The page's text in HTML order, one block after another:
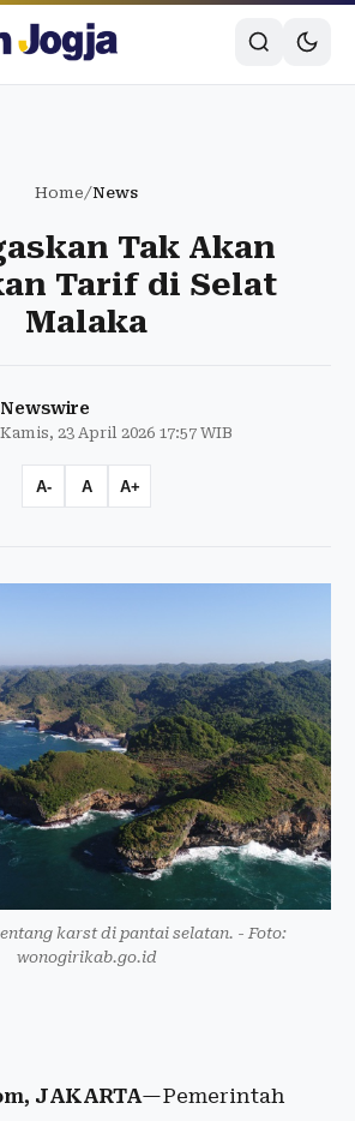
Home/News
Tak Akan
Tarif di Selat
Malaka
Newswire
Kamis, 23 April 2026 17:57 WIB
A- A A+
karst di pantai selatan. - Foto:
wonogirikab.go.id
JAKARTA—Pemerintah